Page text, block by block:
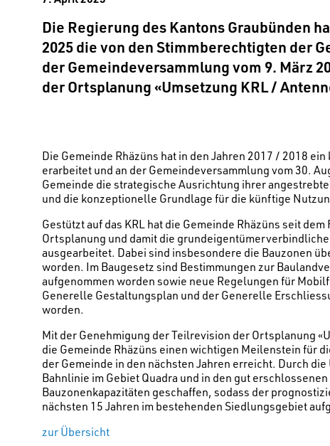
Die Regierung des Kantons Graubünden
2025 die von den Stimmberechtig­ten der
der Gemeindeversammlung vom 9. März
der Ortsplanung «Umsetzung KRL /
Die Gemeinde Rhäzüns hat in den Jahren 2017 / 2018
erarbeitet und an der Gemeindeversammlung vom 30.
Gemeinde die strategische Ausrichtung ihrer
und die konzeptionelle Grundlage für die künftige
Gestützt auf das KRL hat die Gemeinde Rhäzüns seit
Ortsplanung und damit die
ausgearbeitet. Dabei sind insbesondere die Bauzonen
worden. Im Baugesetz sind Bestimmungen zur
aufge­nommen worden sowie neue Regelungen für
Generelle Gestaltungsplan und der Generelle
worden.
Mit der Genehmigung der Teilrevision der Ortsplanung
die Gemeinde Rhäzüns einen wichtigen Meilenstein für
der Gemeinde in den nächsten Jahren erreicht. Durch
Bahnlinie im Gebiet Quadra und in den gut
Bauzonenkapazitäten geschaffen, sodass der
nächsten 15 Jahren im bestehenden Siedlungsgebiet
zur Übersicht